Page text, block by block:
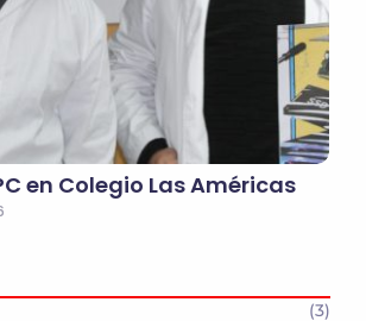
en Colegio Las Américas
(3)